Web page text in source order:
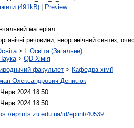
(491kB)| Preview
матеріал
речовини, неорганічний синтез,
> L Освіта (Загальне)
> QD Хімія
факультет > Кафедра хімії
Олександрович Денисюк
2024 18:50
2024 18:50
eprints.zu.edu.ua/id/eprint/40539